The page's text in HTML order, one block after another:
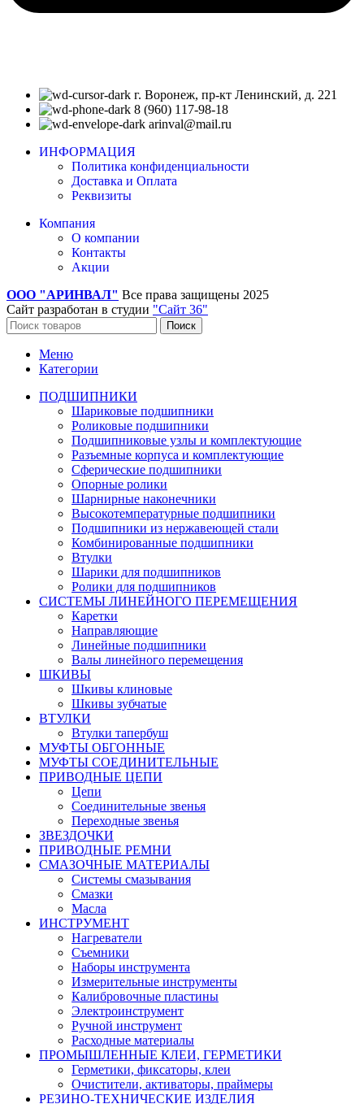
г. Воронеж, пр-кт Ленинский, д. 221
8 (960) 117-98-18
arinval@mail.ru
ИНФОРМАЦИЯ
Политика конфиденциальности
Доставка и Оплата
Реквизиты
Компания
О компании
Контакты
Акции
ООО "АРИНВАЛ" Все права защищены 2025
Сайт разработан в студии "Сайт 36"
Поиск
Меню
Категории
ПОДШИПНИКИ
Шариковые подшипники
Роликовые подшипники
Подшипниковые узлы и комплектующие
Разъемные корпуса и комплектующие
Сферические подшипники
Опорные ролики
Шарнирные наконечники
Высокотемпературные подшипники
Подшипники из нержавеющей стали
Комбинированные подшипники
Втулки
Шарики для подшипников
Ролики для подшипников
СИСТЕМЫ ЛИНЕЙНОГО ПЕРЕМЕЩЕНИЯ
Каретки
Направляющие
Линейные подшипники
Валы линейного перемещения
ШКИВЫ
Шкивы клиновые
Шкивы зубчатые
ВТУЛКИ
Втулки тапербуш
МУФТЫ ОБГОННЫЕ
МУФТЫ СОЕДИНИТЕЛЬНЫЕ
ПРИВОДНЫЕ ЦЕПИ
Цепи
Соединительные звенья
Переходные звенья
ЗВЕЗДОЧКИ
ПРИВОДНЫЕ РЕМНИ
СМАЗОЧНЫЕ МАТЕРИАЛЫ
Системы смазывания
Смазки
Масла
ИНСТРУМЕНТ
Нагреватели
Съемники
Наборы инструмента
Измерительные инструменты
Калибровочные пластины
Электроинструмент
Ручной инструмент
Расходные материалы
ПРОМЫШЛЕННЫЕ КЛЕИ, ГЕРМЕТИКИ
Герметики, фиксаторы, клеи
Очистители, активаторы, праймеры
РЕЗИНО-ТЕХНИЧЕСКИЕ ИЗДЕЛИЯ